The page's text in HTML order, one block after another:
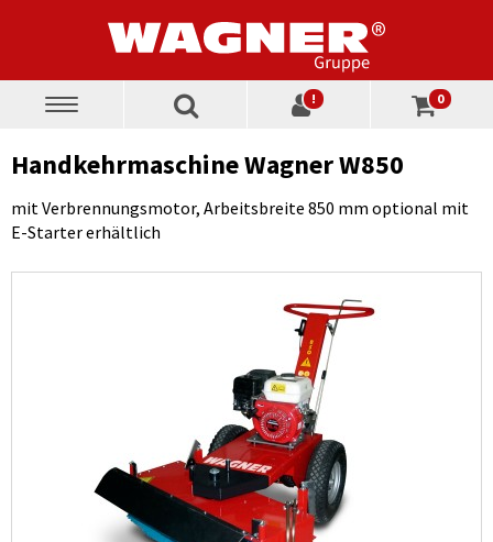
Toggle
! 0
Handkehrmaschine Wagner W850
mit Verbrennungsmotor, Arbeitsbreite 850 mm optional mit
E-Starter erhältlich